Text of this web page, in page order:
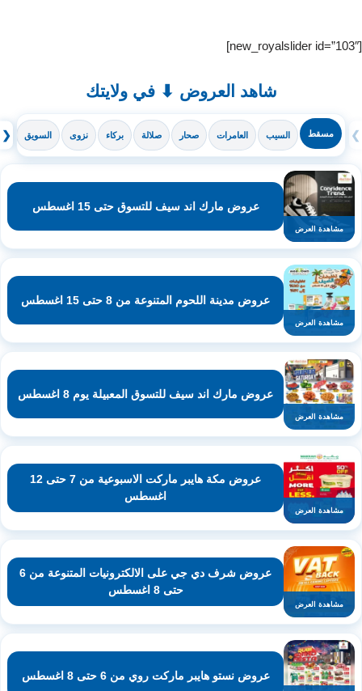
[new_royalslider id=”103″]
شاهد العروض ⬇ في ولايتك
❮ مسقط السيب العامرات صحار صلالة بركاء نزوى السويق ❯
مشاهدة العرض
عروض مارك اند سيف للتسوق حتى 15 اغسطس
مشاهدة العرض
عروض مدينة اللحوم المتنوعة من 8 حتى 15 اغسطس
مشاهدة العرض
عروض مارك اند سيف للتسوق المعبيلة يوم 8 اغسطس
مشاهدة العرض
عروض مكة هايبر ماركت الاسبوعية من 7 حتى 12
اغسطس
مشاهدة العرض
عروض شرف دي جي على الالكترونيات المتنوعة من 6
حتى 8 اغسطس
عروض نستو هايبر ماركت روي من 6 حتى 8 اغسطس